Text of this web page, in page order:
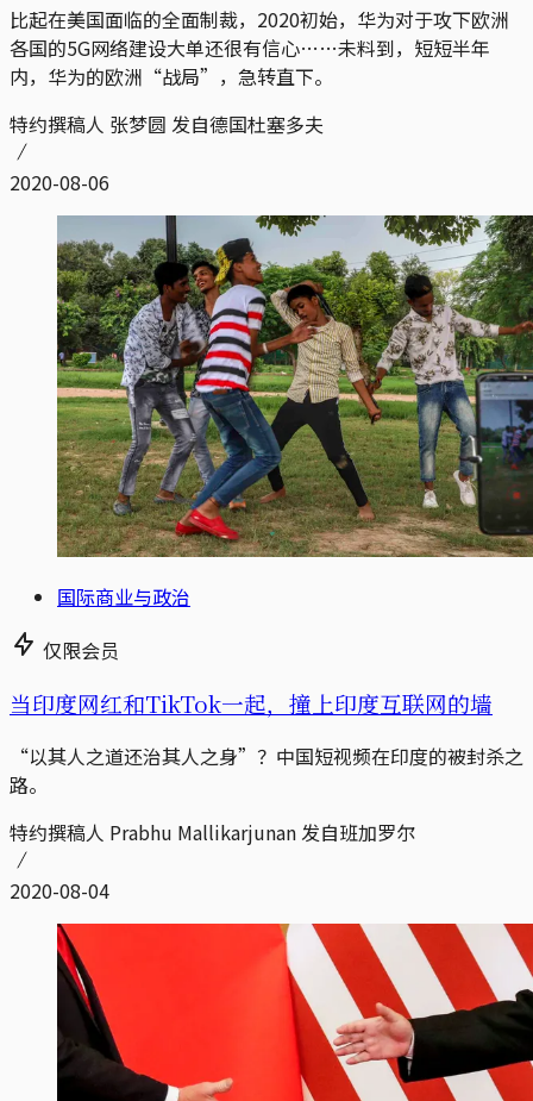
比起在美国面临的全面制裁，2020初始，华为对于攻下欧洲
各国的5G网络建设大单还很有信心……未料到，短短半年
内，华为的欧洲“战局”，急转直下。
特约撰稿人 张梦圆 发自德国杜塞多夫
2020-08-06
国际商业与政治
仅限会员
当印度网红和TikTok一起，撞上印度互联网的墙
“以其人之道还治其人之身”？中国短视频在印度的被封杀之
路。
特约撰稿人 Prabhu Mallikarjunan 发自班加罗尔
2020-08-04